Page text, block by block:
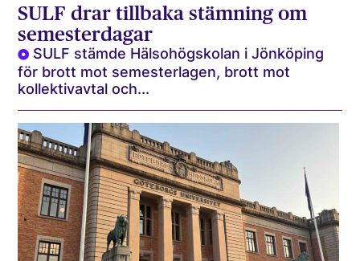
SULF drar tillbaka stämning om
semesterdagar
SULF stämde Hälsohögskolan i Jönköping
för brott mot semesterlagen, brott mot
kollektivavtal och...